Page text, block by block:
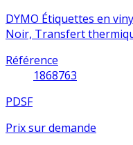
DYMO Étiquettes en
Noir, Transfert
Référence
1868763
PDSF
Prix sur demande